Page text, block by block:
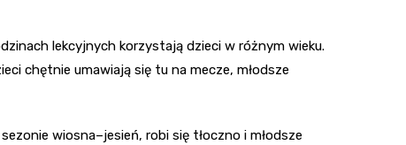
lekcyjnych korzystają dzieci w różnym wieku.
chętnie umawiają się tu na mecze, młodsze
wiosna–jesień, robi się tłoczno i młodsze